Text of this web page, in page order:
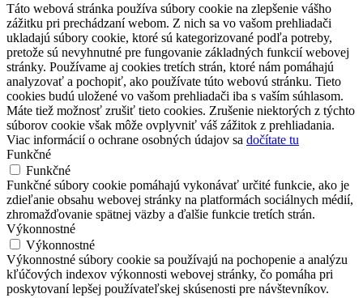
Táto webová stránka používa súbory cookie na zlepšenie vášho
zážitku pri prechádzaní webom. Z nich sa vo vašom prehliadači
ukladajú súbory cookie, ktoré sú kategorizované podľa potreby,
pretože sú nevyhnutné pre fungovanie základných funkcií webovej
stránky. Používame aj cookies tretích strán, ktoré nám pomáhajú
analyzovať a pochopiť, ako používate túto webovú stránku. Tieto
cookies budú uložené vo vašom prehliadači iba s vaším súhlasom.
Máte tiež možnosť zrušiť tieto cookies. Zrušenie niektorých z týchto
súborov cookie však môže ovplyvniť váš zážitok z prehliadania.
Viac informácií o ochrane osobných údajov sa dočítate tu
Funkčné
Funkčné
Funkčné súbory cookie pomáhajú vykonávať určité funkcie, ako je
zdieľanie obsahu webovej stránky na platformách sociálnych médií,
zhromažďovanie spätnej väzby a ďalšie funkcie tretích strán.
Výkonnostné
Výkonnostné
Výkonnostné súbory cookie sa používajú na pochopenie a analýzu
kľúčových indexov výkonnosti webovej stránky, čo pomáha pri
poskytovaní lepšej používateľskej skúsenosti pre návštevníkov.